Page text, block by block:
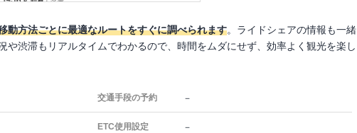
動方法ごとに最適なルートをすぐに調べられます。ライドシェアの情報も一緒
や渋滞もリアルタイムでわかるので、時間をムダにせず、効率よく観光を楽し
交通手段の予約 －
ETC使用設定 －